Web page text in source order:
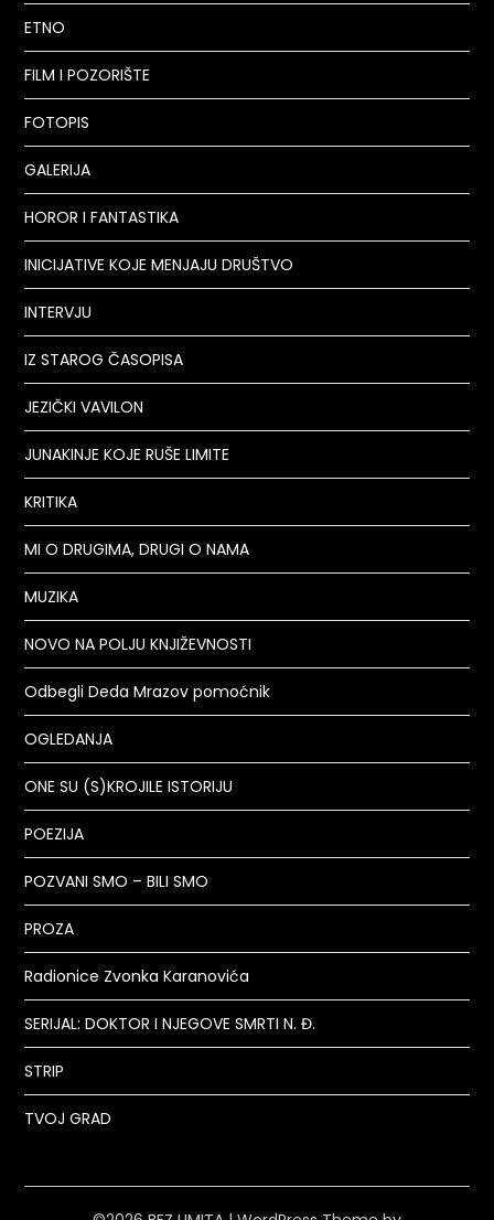
ETNO
FILM I POZORIŠTE
FOTOPIS
GALERIJA
HOROR I FANTASTIKA
INICIJATIVE KOJE MENJAJU DRUŠTVO
INTERVJU
IZ STAROG ČASOPISA
JEZIČKI VAVILON
JUNAKINJE KOJE RUŠE LIMITE
KRITIKA
MI O DRUGIMA, DRUGI O NAMA
MUZIKA
NOVO NA POLJU KNJIŽEVNOSTI
Odbegli Deda Mrazov pomoćnik
OGLEDANJA
ONE SU (S)KROJILE ISTORIJU
POEZIJA
POZVANI SMO – BILI SMO
PROZA
Radionice Zvonka Karanovića
SERIJAL: DOKTOR I NJEGOVE SMRTI N. Đ.
STRIP
TVOJ GRAD